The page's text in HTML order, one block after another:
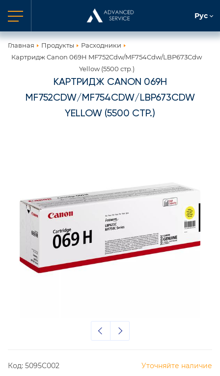
Рус
Главная Продукты
Расходники
Картридж Canon 069H MF752Cdw/MF754Cdw/LBP673Cdw
Yellow (5500 стр.)
КАРТРИДЖ CANON 069H
MF752CDW/MF754CDW/LBP673CDW
YELLOW (5500 СТР.)
Код: 5095C002 Уточняйте наличие